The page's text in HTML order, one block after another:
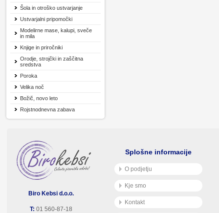
Šola in otroško ustvarjanje
Ustvarjalni pripomočki
Modelirne mase, kalupi, sveče
in mila
Knjige in priročniki
Orodje, strojčki in zaščitna
sredstva
Poroka
Velika noč
Božič, novo leto
Rojstnodnevna zabava
Biro Kebsi d.o.o.
T: 01 560-87-18
Splošne informacije
O podjetju
Kje smo
Kontakt